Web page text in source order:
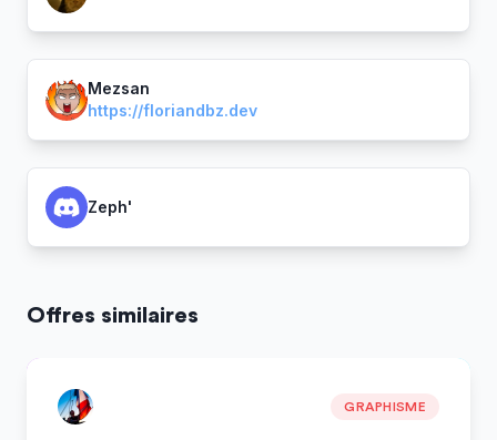
Mezsan
https://floriandbz.dev
Zeph'
Offres similaires
GRAPHISME